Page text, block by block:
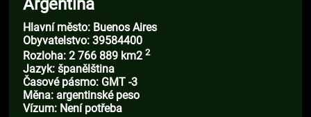
Hlavní město: Buenos Aires
Obyvatelstvo: 39584400
Rozloha: 2 766 889 km22
Jazyk: španělština
Časové pásmo: GMT -3
Měna: argentinské peso
Vízum: Není potřeba